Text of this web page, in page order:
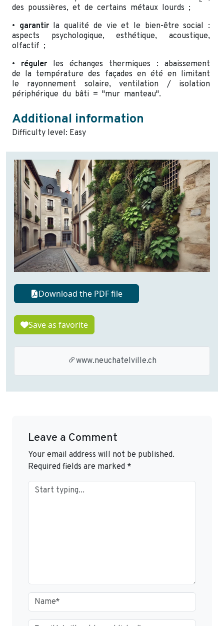
des poussières, et de certains métaux lourds ;
• garantirla qualité de vie et le bien-être social :
aspects psychologique, esthétique, acoustique,
olfactif ;
• réguler les échanges thermiques : abaissement
de la température des façades en été en limitant
le rayonnement solaire, ventilation / isolation
périphérique du bâti = "mur manteau".
Additional information
Difficulty level: Easy
Download the PDF file
Save as favorite
www.neuchatelville.ch
Leave a Comment
Your email address will not be published.
Required fields are marked *